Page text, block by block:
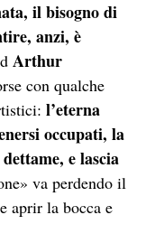
il bisogno di
anzi, è
Arthur
con qualche
l’eterna
occupati, la
e lascia
va perdendo il
aprir la bocca e